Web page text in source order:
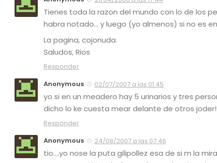
Tienes toda la razon del mundo con lo de los
habra notado… y luego (yo almenos) si no es
La pagina, cojonuda.
Saludos, Rios
Responder
Anonymous
02/07/2007 a las 01:45
yo si en un meadero hay 5 urinarios y tres
dicho lo ke cuesta mear delante de otros joder!
Responder
Anonymous
24/08/2007 a las 07:46
tio….yo nose la puta gilipollez esa de si m la